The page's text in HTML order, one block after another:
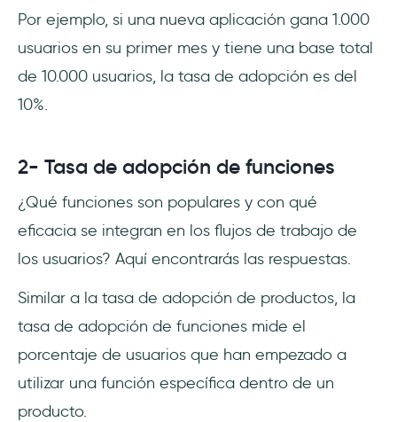
Por ejemplo, si una nueva aplicación gana 1.000
usuarios en su primer mes y tiene una base total
de 10.000 usuarios, la tasa de adopción es del
10%.
2- Tasa de adopción de funciones
¿Qué funciones son populares y con qué
eficacia se integran en los flujos de trabajo de
los usuarios? Aquí encontrarás las respuestas.
Similar a la tasa de adopción de productos, la
tasa de adopción de funciones mide el
porcentaje de usuarios que han empezado a
utilizar una función específica dentro de un
producto.